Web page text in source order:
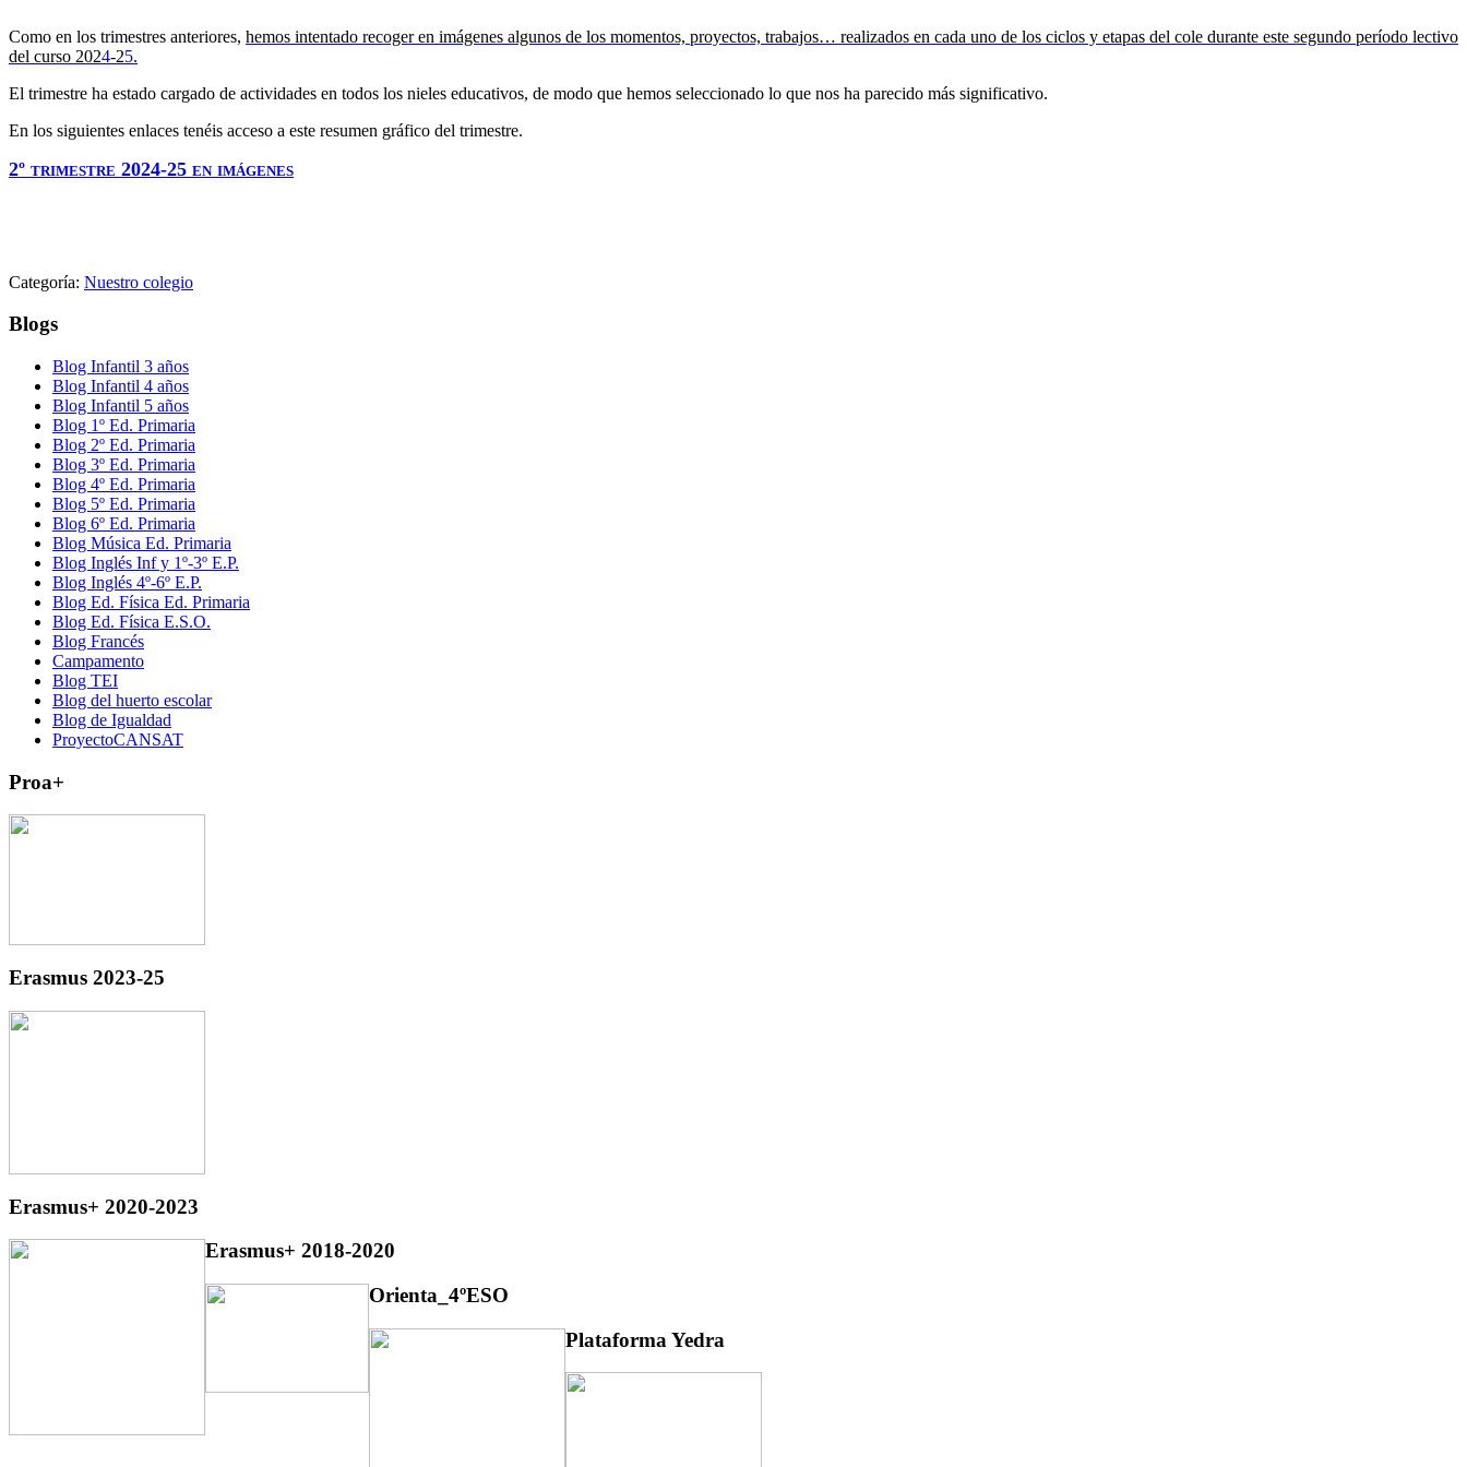
Como en los trimestres anteriores, hemos intentado recoger en imágenes algunos de los momentos, proyectos, trabajos… realizados en cada uno de los ciclos y etapas del cole durante este segundo período lectivo
del curso 2024-25.
El trimestre ha estado cargado de actividades en todos los nieles educativos, de modo que hemos seleccionado lo que nos ha parecido más significativo.
En los siguientes enlaces tenéis acceso a este resumen gráfico del trimestre.
2º trimestre 2024-25 en imágenes
Categoría: Nuestro colegio
Blogs
Blog Infantil 3 años
Blog Infantil 4 años
Blog Infantil 5 años
Blog 1º Ed. Primaria
Blog 2º Ed. Primaria
Blog 3º Ed. Primaria
Blog 4º Ed. Primaria
Blog 5º Ed. Primaria
Blog 6º Ed. Primaria
Blog Música Ed. Primaria
Blog Inglés Inf y 1º-3º E.P.
Blog Inglés 4º-6º E.P.
Blog Ed. Física Ed. Primaria
Blog Ed. Física E.S.O.
Blog Francés
Campamento
Blog TEI
Blog del huerto escolar
Blog de Igualdad
ProyectoCANSAT
Proa+
Erasmus 2023-25
Erasmus+ 2020-2023
Erasmus+ 2018-2020
Orienta_4ºESO
Plataforma Yedra